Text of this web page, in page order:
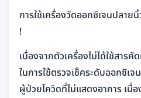
การใช้เครื่องวัดออกซิเจนปลาย
!
เนื่องจากตัวเครื่องไม่ได้ใช้สารคั
ในการใช้ตรวจเช็คระดับออกซิเ
ผู้ป่วยโควิดที่ไม่แสดงอาการ เนื่